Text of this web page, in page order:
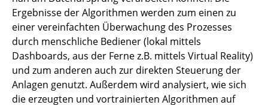
Ergebnisse der Algorithmen werden zum einen zu
einer vereinfachten Überwachung des Prozesses
durch menschliche Bediener (lokal mittels
Dashboards, aus der Ferne z.B. mittels Virtual Reality)
und zum anderen auch zur direkten Steuerung der
Anlagen genutzt. Außerdem wird analysiert, wie sich
die erzeugten und vortrainierten Algorithmen auf